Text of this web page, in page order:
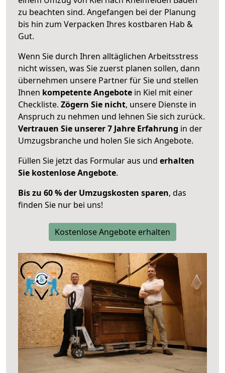
zu beachten sind. Angefangen bei der Planung
bis hin zum Verpacken Ihres kostbaren Hab &
Gut.
Wenn Sie durch Ihren alltäglichen Arbeitsstress
nicht wissen, was Sie zuerst planen sollen, dann
übernehmen unsere Partner für Sie und stellen
Ihnen kompetente Angebote in Kiel mit einer
Checkliste. Zögern Sie nicht, unsere Dienste in
Anspruch zu nehmen und lehnen Sie sich zurück.
Vertrauen Sie unserer 7 Jahre Erfahrung in der
Umzugsbranche und holen Sie sich Angebote.
Füllen Sie jetzt das Formular aus und erhalten
Sie kostenlose Angebote.
Bis zu 60 % der Umzugskosten sparen, das
finden Sie nur bei uns!
Kostenlose Angebote erhalten